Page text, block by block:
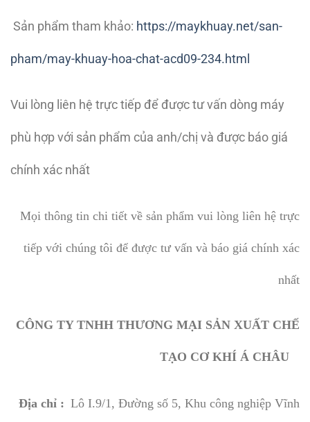
Sản phẩm tham khảo: https://maykhuay.net/san-
pham/may-khuay-hoa-chat-acd09-234.html
Vui lòng liên hệ trực tiếp để được tư vấn dòng máy
phù hợp với sản phẩm của anh/chị và được báo giá
chính xác nhất
Mọi thông tin chi tiết về sản phẩm vui lòng liên hệ trực
tiếp với chúng tôi để được tư vấn và báo giá chính xác
nhất
CÔNG TY TNHH THƯƠNG MẠI SẢN XUẤT CHẾ
TẠO CƠ KHÍ Á CHÂU
Địa chỉ : Lô I.9/1, Đường số 5, Khu công nghiệp Vĩnh